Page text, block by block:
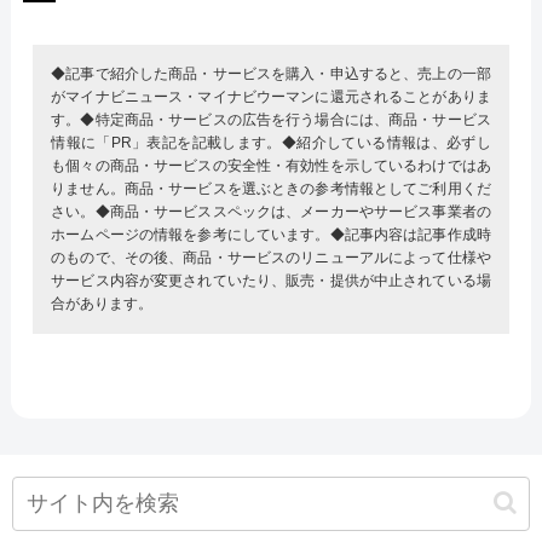
◆記事で紹介した商品・サービスを購入・申込すると、売上の一部
がマイナビニュース・マイナビウーマンに還元されることがありま
す。◆特定商品・サービスの広告を行う場合には、商品・サービス
情報に「PR」表記を記載します。◆紹介している情報は、必ずし
も個々の商品・サービスの安全性・有効性を示しているわけではあ
りません。商品・サービスを選ぶときの参考情報としてご利用くだ
さい。◆商品・サービススペックは、メーカーやサービス事業者の
ホームページの情報を参考にしています。◆記事内容は記事作成時
のもので、その後、商品・サービスのリニューアルによって仕様や
サービス内容が変更されていたり、販売・提供が中止されている場
合があります。